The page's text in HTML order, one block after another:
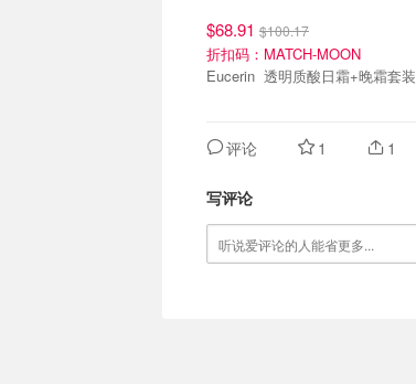
$68.91 $100.17
折扣码：MATCH-MOON
Eucerin 透明质酸日霜+晚霜套装
评论 1 1
写评论